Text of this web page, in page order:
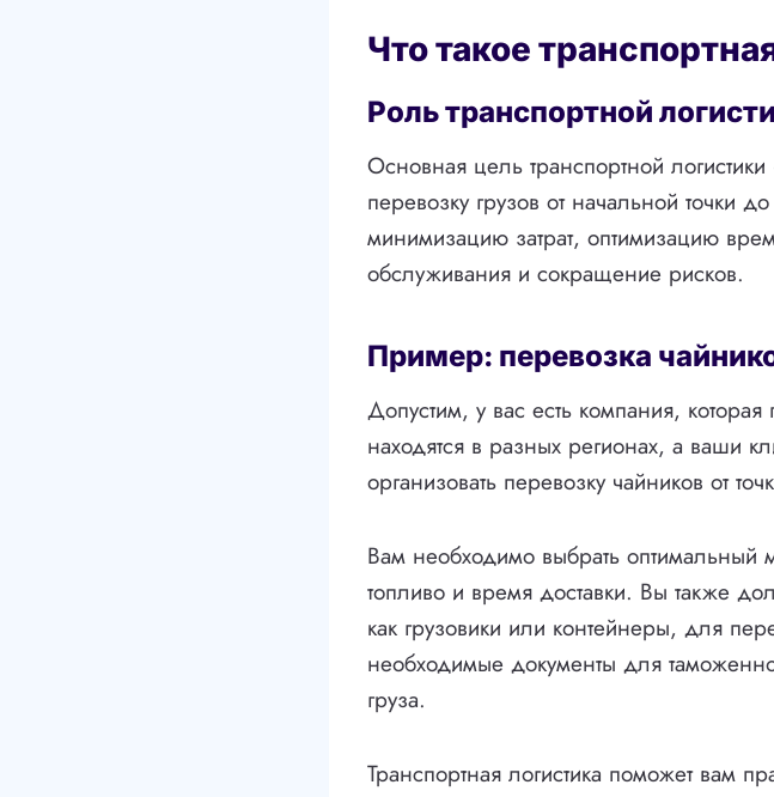
Что такое
Роль транспортной
Основная цель транспортной
перевозку грузов от начальной точки
минимизацию затрат, оптимизацию
обслуживания и сокращение рисков.
Пример: перевозка
Допустим, у вас есть компания,
находятся в разных регионах, а ваши
организовать перевозку чайников от
Вам необходимо выбрать оптимальный
топливо и время доставки. Вы также
как грузовики или контейнеры, для
необходимые документы для
груза.
Транспортная логистика поможет вам